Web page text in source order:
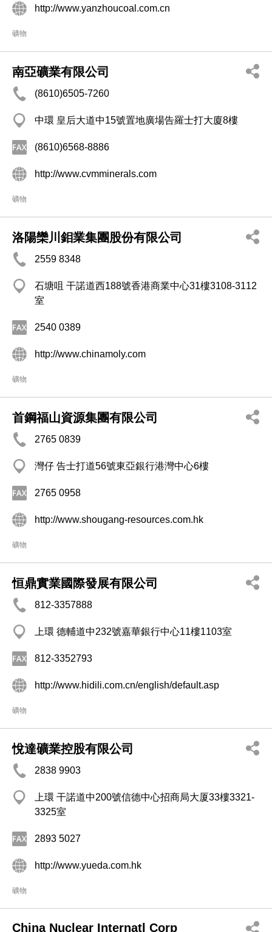
http://www.yanzhoucoal.com.cn
礦物
南亞礦業有限公司
(8610)6505-7260
中環 皇后大道中15號置地廣場告羅士打大廈8樓
(8610)6568-8886
http://www.cvmminerals.com
礦物
洛陽欒川鉬業集團股份有限公司
2559 8348
石塘咀 干諾道西188號香港商業中心31樓3108-3112
室
2540 0389
http://www.chinamoly.com
礦物
首鋼福山資源集團有限公司
2765 0839
灣仔 告士打道56號東亞銀行港灣中心6樓
2765 0958
http://www.shougang-resources.com.hk
礦物
恒鼎實業國際發展有限公司
812-3357888
上環 德輔道中232號嘉華銀行中心11樓1103室
812-3352793
http://www.hidili.com.cn/english/default.asp
礦物
悅達礦業控股有限公司
2838 9903
上環 干諾道中200號信德中心招商局大厦33樓3321-
3325室
2893 5027
http://www.yueda.com.hk
礦物
China Nuclear Internatl Corp